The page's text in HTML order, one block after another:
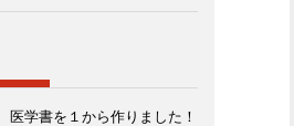
医学書を１から作りました！